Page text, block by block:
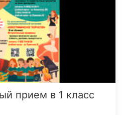
прием в 1 класс